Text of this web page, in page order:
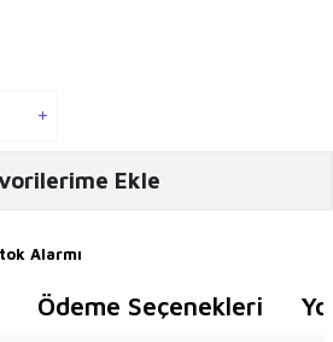
Ekle
Alarmı
Ödeme Seçenekleri